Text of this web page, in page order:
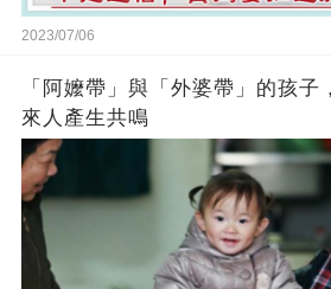
2023/07/06
「阿嬤帶」與「外婆帶」的孩子
來人產生共鳴